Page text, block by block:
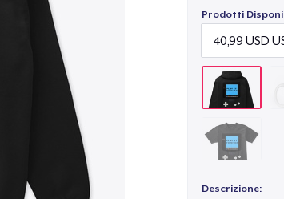
Prodotti
Descrizione: